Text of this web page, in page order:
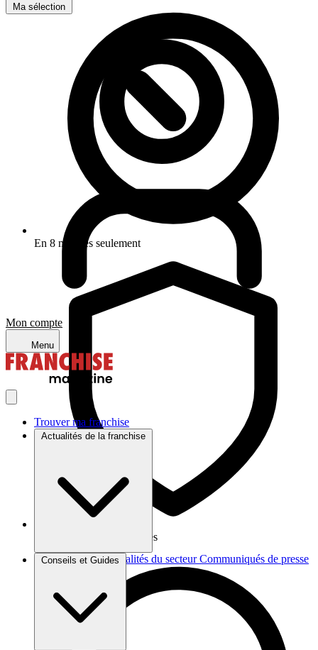
Ma sélection
Mon compte
Menu
Trouver ma franchise
Actualités de la franchise
Brèves et actus Actualités du secteur Communiqués de presse
Conseils et Guides
En 8 minutes seulement
Vos données sont protégées